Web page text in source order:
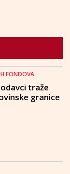
FONDOVA
traže
granice